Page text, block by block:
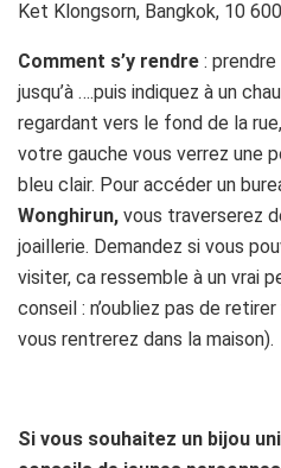
Ket Klongsorn, Bangkok, 10 600
Comment s’y rendre :
jusqu’à ….puis indiquez à un
regardant vers le fond de la
votre gauche vous verrez une
bleu clair. Pour accéder un
Wonghirun, vous traverserez
joaillerie. Demandez si vous
visiter, ca ressemble à un vrai
conseil : n’oubliez pas de
vous rentrerez dans la maison).
Si vous souhaitez un bijou